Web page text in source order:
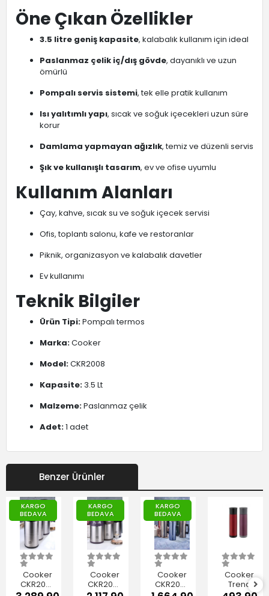
Öne Çıkan Özellikler
3.5 litre geniş kapasite, kalabalık kullanım için ideal
Paslanmaz çelik iç/dış gövde, dayanıklı ve uzun
ömürlü
Pompalı servis sistemi, tek elle pratik kullanım
Isı yalıtımlı yapı, sıcak ve soğuk içecekleri uzun süre
korur
Damlama yapmayan ağızlık, temiz ve düzenli servis
Şık ve kullanışlı tasarım, ev ve ofise uyumlu
Kullanım Alanları
Çay, kahve, sıcak su ve soğuk içecek servisi
Ofis, toplantı salonu, kafe ve restoranlar
Piknik, organizasyon ve kalabalık davetler
Ev kullanımı
Teknik Bilgiler
Ürün Tipi:Pompalı termos
Marka:Cooker
Model:CKR2008
Kapasite:3.5 Lt
Malzeme:Paslanmaz çelik
Adet:1 adet
Benzer Ürünler
KARGO
BEDAVA
Cooker
CKR2009
KARGO
BEDAVA
Cooker
CKR2007
KARGO
BEDAVA
Cooker
CKR2085
Cooker
Trend